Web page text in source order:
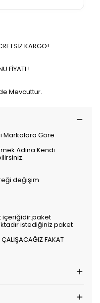
KARGO!
FİYATI !
Mevcuttur.
Markalara Göre
Adına Kendi
değişim
içeriğidir.paket
istediğiniz paket
ÇALIŞACAĞIZ FAKAT